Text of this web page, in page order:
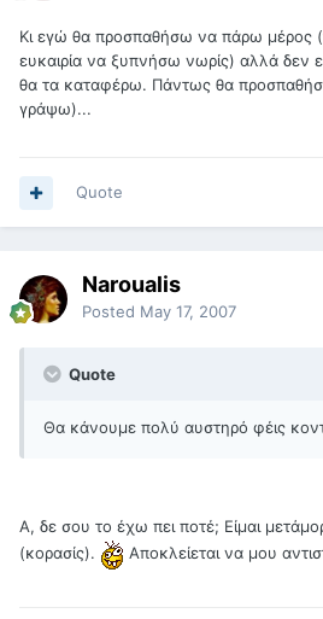
Κι εγώ θα προσπαθήσω να πάρω μέρος
ευκαιρία να ξυπνήσω νωρίς) αλλά δεν
θα τα καταφέρω. Πάντως θα
γράψω)...
Quote
Naroualis
Posted May 17, 2007
Quote
Θα κάνουμε πολύ αυστηρό φέις
Α, δε σου το έχω πει ποτέ; Είμαι
(κορασίς).
Αποκλείεται να μου